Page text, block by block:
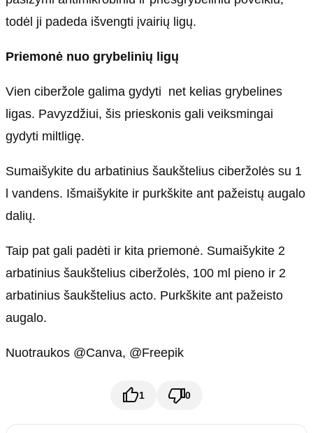
todėl ji padeda išvengti įvairių ligų.
Priemonė nuo grybelinių ligų
Vien ciberžole galima gydyti net kelias grybelines
ligas. Pavyzdžiui, šis prieskonis gali veiksmingai
gydyti miltligę.
Sumaišykite du arbatinius šaukštelius ciberžolės su 1
l vandens. Išmaišykite ir purkškite ant pažeistų augalo
dalių.
Taip pat gali padėti ir kita priemonė. Sumaišykite 2
arbatinius šaukštelius ciberžolės, 100 ml pieno ir 2
arbatinius šaukštelius acto. Purkškite ant pažeisto
augalo.
Nuotraukos @Canva, @Freepik
1 0